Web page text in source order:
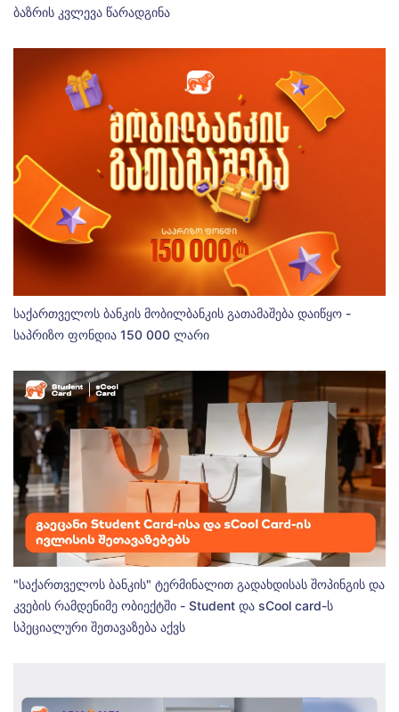
ბაზრის კვლევა წარადგინა
საქართველოს ბანკის მობილბანკის გათამაშება დაიწყო -
საპრიზო ფონდია 150 000 ლარი
"საქართველოს ბანკის" ტერმინალით გადახდისას შოპინგის და
კვების რამდენიმე ობიექტში - Student და sCool card-ს
სპეციალური შეთავაზება აქვს